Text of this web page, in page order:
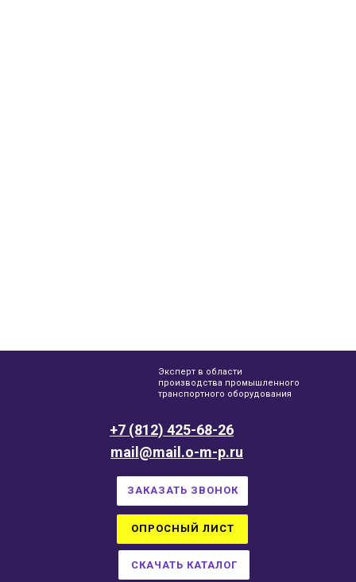
Эксперт в области
производства промышленного
транспортного оборудования
СКАЧАТЬ КАТАЛОГ
+7 (812) 425-68-26
ЗАКАЗАТЬ ЗВОНОК
mail@mail.o-m-p.ru
ОПРОСНЫЙ ЛИСТ